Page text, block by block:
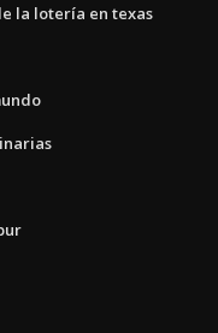
la lotería en texas